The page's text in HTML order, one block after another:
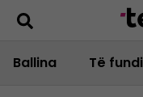
Ballina Të